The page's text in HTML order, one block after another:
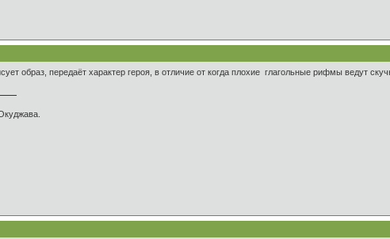
образ, передаёт характер героя, в отличие от когда плохие глагольные рифмы ведут